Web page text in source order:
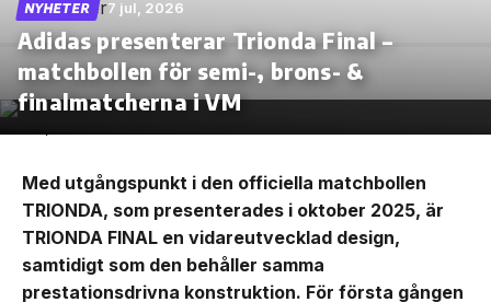
NYHETER 7 jul, 2026
Adidas presenterar Trionda Final –
matchbollen för semi-, brons- &
finalmatcherna i VM
Med utgångspunkt i den officiella matchbollen
TRIONDA, som presenterades i oktober 2025, är
TRIONDA FINAL en vidareutvecklad design,
samtidigt som den behåller samma
prestationsdrivna konstruktion. För första gången